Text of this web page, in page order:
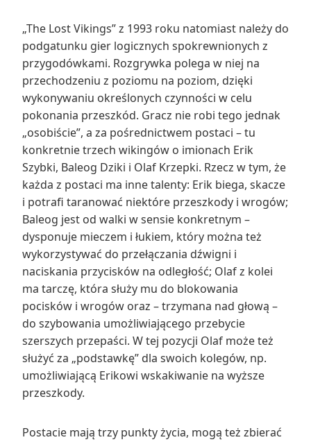
„The Lost Vikings” z 1993 roku natomiast należy do
podgatunku gier logicznych spokrewnionych z
przygodówkami. Rozgrywka polega w niej na
przechodzeniu z poziomu na poziom, dzięki
wykonywaniu określonych czynności w celu
pokonania przeszkód. Gracz nie robi tego jednak
„osobiście”, a za pośrednictwem postaci – tu
konkretnie trzech wikingów o imionach Erik
Szybki, Baleog Dziki i Olaf Krzepki. Rzecz w tym, że
każda z postaci ma inne talenty: Erik biega, skacze
i potrafi taranować niektóre przeszkody i wrogów;
Baleog jest od walki w sensie konkretnym –
dysponuje mieczem i łukiem, który można też
wykorzystywać do przełączania dźwigni i
naciskania przycisków na odległość; Olaf z kolei
ma tarczę, która służy mu do blokowania
pocisków i wrogów oraz – trzymana nad głową –
do szybowania umożliwiającego przebycie
szerszych przepaści. W tej pozycji Olaf może też
służyć za „podstawkę” dla swoich kolegów, np.
umożliwiającą Erikowi wskakiwanie na wyższe
przeszkody.
Postacie mają trzy punkty życia, mogą też zbierać